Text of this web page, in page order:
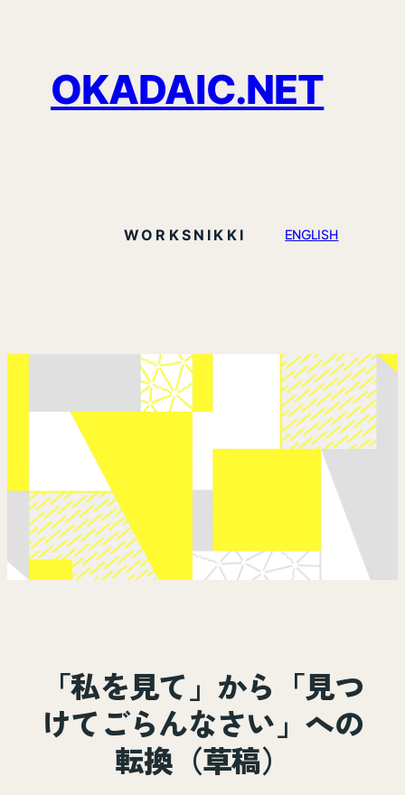
OKADAIC.NET
WORKS NIKKI ENGLISH
「私を見て」から「見つ
けてごらんなさい」への
転換（草稿）